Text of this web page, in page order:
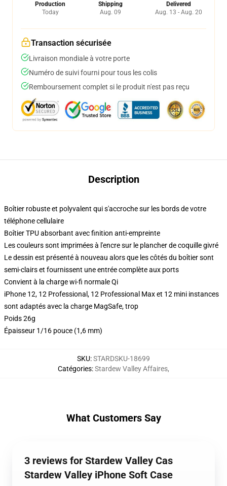
Production
Today
Shipping
Aug. 09
Delivered
Aug. 13 - Aug. 20
Transaction sécurisée
Livraison mondiale à votre porte
Numéro de suivi fourni pour tous les colis
Remboursement complet si le produit n'est pas reçu
Description
Boîtier robuste et polyvalent qui s'accroche sur les bords de votre
téléphone cellulaire
Boîtier TPU absorbant avec finition anti-empreinte
Les couleurs sont imprimées à l'encre sur le plancher de coquille givré
Le dessin est présenté à nouveau alors que les côtés du boîtier sont
semi-clairs et fournissent une entrée complète aux ports
Convient à la charge wi-fi normale Qi
iPhone 12, 12 Professional, 12 Professional Max et 12 mini instances
sont adaptés avec la charge MagSafe, trop
Poids 26g
Épaisseur 1/16 pouce (1,6 mm)
SKU:STARDSKU-18699
Catégories:Stardew Valley Affaires,
What Customers Say
3 reviews for Stardew Valley Cas
Stardew Valley iPhone Soft Case